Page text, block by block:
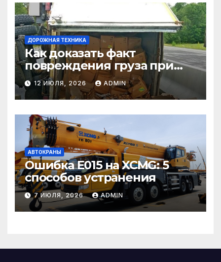
ДОРОЖНАЯ ТЕХНИКА
Как доказать факт
повреждения груза при
страховом случае
12 ИЮЛЯ, 2026 ADMIN
АВТОКРАНЫ
Ошибка E015 на XCMG: 5
способов устранения
7 ИЮЛЯ, 2026 ADMIN